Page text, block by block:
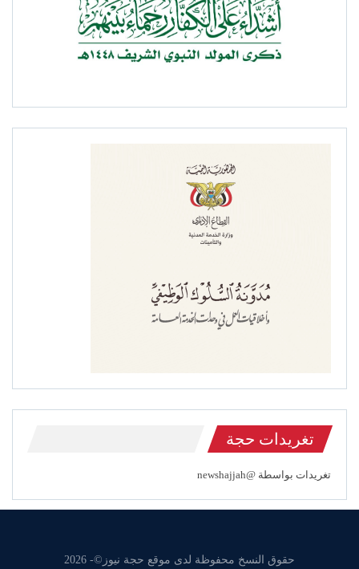
تغريدات حجة
تغريدات بواسطة @newshajjah
حقوق النسخ محفوظة لدى موقع حجة نيوز©- 2026